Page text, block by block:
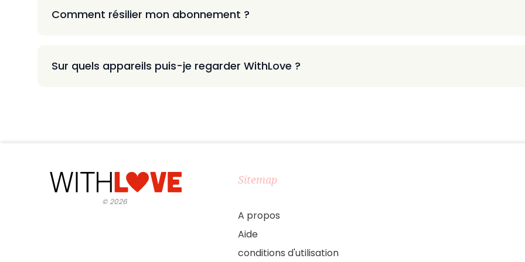
Comment résilier mon abonnement ?
Sur quels appareils puis-je regarder WithLove ?
©2026
Sitemap
A propos
Aide
conditions d'utilisation